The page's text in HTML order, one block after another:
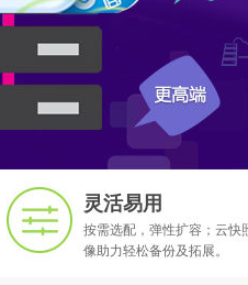
灵活易用
按需选配，弹性扩容；云快
像助力轻松备份及拓展。